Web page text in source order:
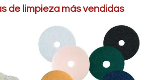
de limpieza más vendidas